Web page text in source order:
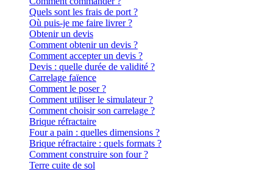
Quels sont les frais de port ?
Où puis-je me faire livrer ?
Obtenir un devis
Comment obtenir un devis ?
Comment accepter un devis ?
Devis : quelle durée de validité ?
Carrelage faïence
Comment le poser ?
Comment utiliser le simulateur ?
Comment choisir son carrelage ?
Brique réfractaire
Four a pain : quelles dimensions ?
Brique réfractaire : quels formats ?
Comment construire son four ?
Terre cuite de sol